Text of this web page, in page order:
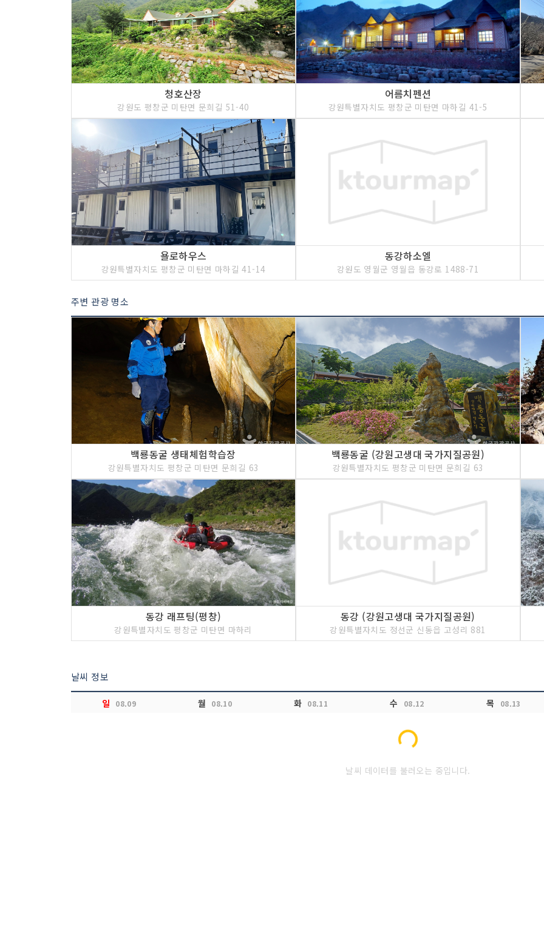
청호산장
강원도 평창군 미탄면 문희길 51-40
어름치펜션
강원특별자치도 평창군 미탄면 마하길 41-5
욜로하우스
강원특별자치도 평창군 미탄면 마하길 41-14
동강하소엘
강원도 영월군 영월읍 동강로 1488-71
주변 관광 명소
백룡동굴 생태체험학습장
강원특별자치도 평창군 미탄면 문희길 63
백룡동굴 (강원고생대 국가지질공원)
강원특별자치도 평창군 미탄면 문희길 63
동강 래프팅(평창)
강원특별자치도 평창군 미탄면 마하리
동강 (강원고생대 국가지질공원)
강원특별자치도 정선군 신동읍 고성리 881
날씨 정보
일 08.09 월 08.10 화 08.11 수 08.12 목 08.13
Loading...
날씨 데이터를 불러오는 중입니다.